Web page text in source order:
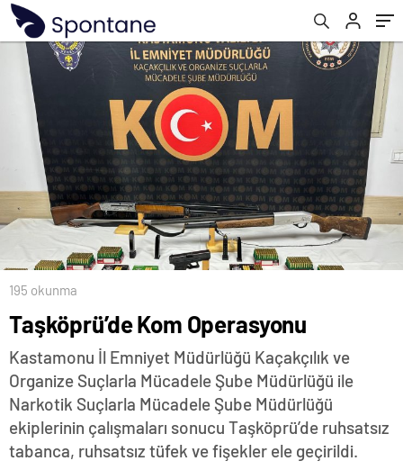
195 okunma
Taşköprü’de Kom Operasyonu
Kastamonu İl Emniyet Müdürlüğü Kaçakçılık ve
Organize Suçlarla Mücadele Şube Müdürlüğü ile
Narkotik Suçlarla Mücadele Şube Müdürlüğü
ekiplerinin çalışmaları sonucu Taşköprü’de ruhsatsız
tabanca, ruhsatsız tüfek ve fişekler ele geçirildi.